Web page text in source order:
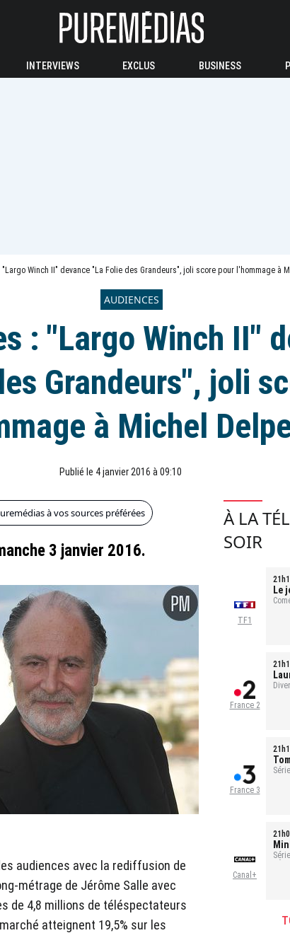
INTERVIEWS EXCLUS BUSINESS
Winch II" devance "La Folie des Grandeurs", joli score pour l'hommage à
AUDIENCES
: "Largo Winch II"
Grandeurs", joli
à Michel
Publié le 4 janvier 2016 à 09:10
à vos sources préférées
3 janvier 2016.
audiences avec la rediffusion de
métrage de Jérôme Salle avec
de 4,8 millions de téléspectateurs
atteignent 19,5% sur les
À LA
SOIR
TF1
Le
France 2
France 3
Canal+